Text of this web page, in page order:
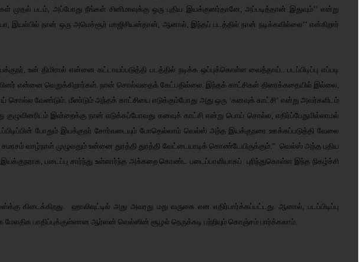
படம், அப்போது நீங்கள் சினிமாவுக்கு ஒரு புதிய இயக்குனர்தானே, அப்படித்தான் இதுவும்’’ என்று
இயல்பில் நான் ஒரு அமெச்சூர் மாஜிசியன்தான், ஆனால், இந்தப் படத்தில் நான் நடிக்கவில்லை’’ என்கிறார்
உன் திமிரால் என்னை கட்டாயப்படுத்தி படத்தில் நடிக்க ஒப்புக்கொள்ள வைத்தாய்.. படப்பிடிப்பு எப்படி
என்னை வெறுக்கிறார்கள். நான் சொல்வதைக் கேட்பதில்லை. இந்தக் காட்சிகள் திரைக்கதையில் இல்லை,
சொல்ல வேண்டும். மீண்டும் அந்தக் காட்சியை எடுக்கும்போது அது ஒரு ‘கனவுக் காட்சி’ என்று அவர்களிடம்
இன்றைக்கு நான் எடுக்கப்போவது கனவுக் காட்சி என்று பொய் சொல்ல, எதிர்ப்பேதுமில்லாமல்
போதும் இயக்குநர் சோர்வடையும் போதெல்லாம் வெல்ஸ் அந்த இயக்குநரை ஊக்கப்படுத்தி வேலை
வாழ்நாள் முழுவதும் உன்னை துரத்தி துரத்தி வேட்டையாடிக் கொண்டேயிருக்கும்.” வெல்ஸ் அந்த புதிய
படைப்பு சார்ந்து உள்ளார்ந்த அக்கறை கொண்ட படைப்பாளியாகப் புரிந்துகொள்ள இந்த நிகழ்ச்சி
கிடைக்கிறது. ஹாலிவுட்டில் அது அவரது மறு வருகை என எதிர்பார்க்கப்பட்டது. ஆனால், படப்பிடிப்பு
மேலதிக பாதிப்புக்குள்ளான ஆர்ஸன் வெல்ஸின் சூழல் நெருக்கடி பற்றியும் கொஞ்சம் பார்க்கலாம்.